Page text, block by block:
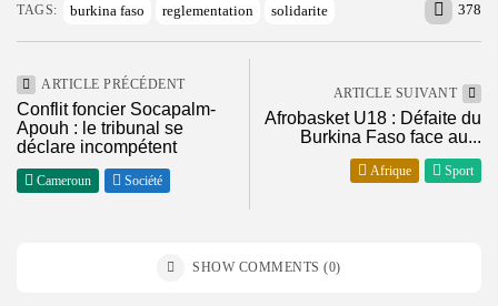
TAGS: burkina faso reglementation solidarite 378
ARTICLE PRÉCÉDENT
Conflit foncier Socapalm-
Apouh : le tribunal se
déclare incompétent
Cameroun Société
ARTICLE SUIVANT
Afrobasket U18 : Défaite du
Burkina Faso face au...
Afrique Sport
SHOW COMMENTS (0)